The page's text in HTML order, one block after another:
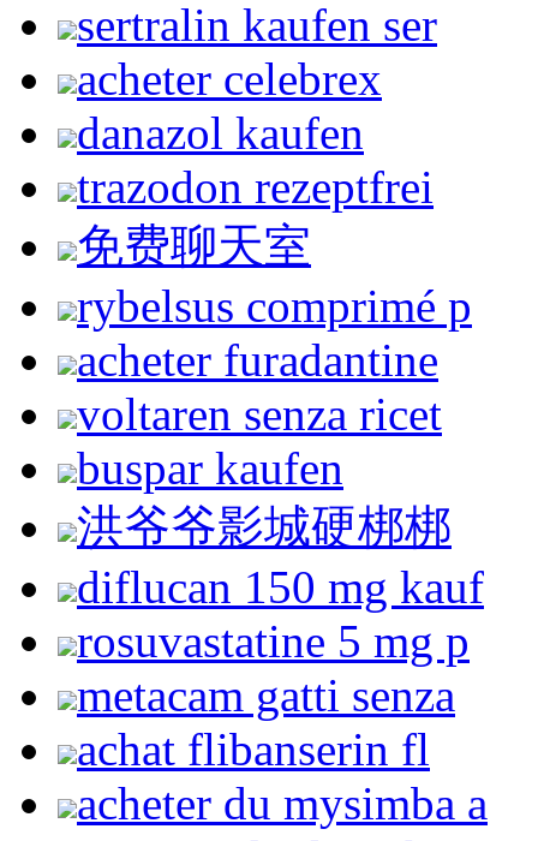
sertralin kaufen ser
acheter celebrex
danazol kaufen
trazodon rezeptfrei
免费聊天室
rybelsus comprimé p
acheter furadantine
voltaren senza ricet
buspar kaufen
洪爷爷影城硬梆梆
diflucan 150 mg kauf
rosuvastatine 5 mg p
metacam gatti senza
achat flibanserin fl
acheter du mysimba a